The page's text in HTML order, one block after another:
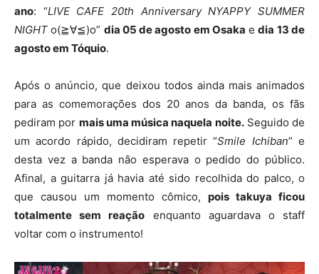
ano: “LIVE CAFE 20th Anniversary NYAPPY SUMMER
NIGHT o(≧∀≦)o” dia 05 de agosto em Osaka edia 13 de
agosto em Tóquio.
Após o anúncio, que deixou todos ainda mais animados
para as comemorações dos 20 anos da banda, os fãs
pediram por mais uma música naquela noite.Seguido de
um acordo rápido, decidiram repetir “Smile Ichiban” e
desta vez a banda não esperava o pedido do público.
Afinal, a guitarra já havia até sido recolhida do palco, o
que causou um momento cômico, pois takuya ficou
totalmente sem reação enquanto aguardava o staff
voltar com o instrumento!